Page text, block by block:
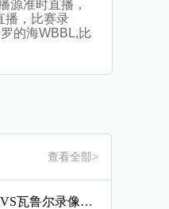
源准时直播，
播，比赛录
的海WBBL,比
查看全部>
2026年07月24日_欧协联 日林斯基VS瓦鲁尔录像_全场录像【高清回放】